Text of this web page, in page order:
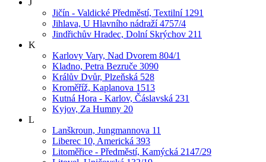
J
Jičín - Valdické Předměstí, Textilní 1291
Jihlava, U Hlavního nádraží 4757/4
Jindřichův Hradec, Dolní Skrýchov 211
K
Karlovy Vary, Nad Dvorem 804/1
Kladno, Petra Bezruče 3090
Králův Dvůr, Plzeňská 528
Kroměříž, Kaplanova 1513
Kutná Hora - Karlov, Čáslavská 231
Kyjov, Za Humny 20
L
Lanškroun, Jungmannova 11
Liberec 10, Americká 393
Litoměřice - Předměstí, Kamýcká 2147/29